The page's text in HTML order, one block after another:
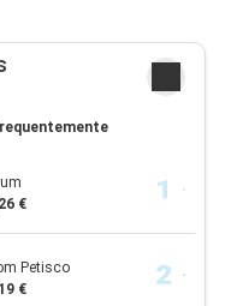
€
Petisco
€